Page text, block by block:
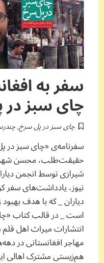
سفر به
چای سبز
چای سبز در پل سرخ,
سفرنامه‌ی «چای سبز در
حقیقت‌طلب، محسن
شیرازی توسط انجمن
نیوز، یادداشت‌های سفر
دیاران _ که با هدف
است _ در قالب کتاب
انتشارات میراث اهل
مهاجر افغانستانی در
هم‌زیستی مشترک اهالی